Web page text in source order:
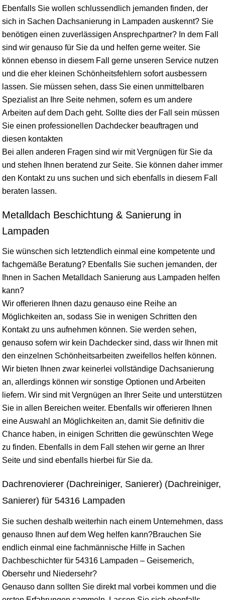
Ebenfalls Sie wollen schlussendlich jemanden finden, der
sich in Sachen Dachsanierung in Lampaden auskennt? Sie
benötigen einen zuverlässigen Ansprechpartner? In dem Fall
sind wir genauso für Sie da und helfen gerne weiter. Sie
können ebenso in diesem Fall gerne unseren Service nutzen
und die eher kleinen Schönheitsfehlern sofort ausbessern
lassen. Sie müssen sehen, dass Sie einen unmittelbaren
Spezialist an Ihre Seite nehmen, sofern es um andere
Arbeiten auf dem Dach geht. Sollte dies der Fall sein müssen
Sie einen professionellen Dachdecker beauftragen und
diesen kontakten
Bei allen anderen Fragen sind wir mit Vergnügen für Sie da
und stehen Ihnen beratend zur Seite. Sie können daher immer
den Kontakt zu uns suchen und sich ebenfalls in diesem Fall
beraten lassen.
Metalldach Beschichtung & Sanierung in
Lampaden
Sie wünschen sich letztendlich einmal eine kompetente und
fachgemäße Beratung? Ebenfalls Sie suchen jemanden, der
Ihnen in Sachen Metalldach Sanierung aus Lampaden helfen
kann?
Wir offerieren Ihnen dazu genauso eine Reihe an
Möglichkeiten an, sodass Sie in wenigen Schritten den
Kontakt zu uns aufnehmen können. Sie werden sehen,
genauso sofern wir kein Dachdecker sind, dass wir Ihnen mit
den einzelnen Schönheitsarbeiten zweifellos helfen können.
Wir bieten Ihnen zwar keinerlei vollständige Dachsanierung
an, allerdings können wir sonstige Optionen und Arbeiten
liefern. Wir sind mit Vergnügen an Ihrer Seite und unterstützen
Sie in allen Bereichen weiter. Ebenfalls wir offerieren Ihnen
eine Auswahl an Möglichkeiten an, damit Sie definitiv die
Chance haben, in einigen Schritten die gewünschten Wege
zu finden. Ebenfalls in dem Fall stehen wir gerne an Ihrer
Seite und sind ebenfalls hierbei für Sie da.
Dachrenovierer (Dachreiniger, Sanierer) (Dachreiniger,
Sanierer) für 54316 Lampaden
Sie suchen deshalb weiterhin nach einem Unternehmen, dass
genauso Ihnen auf dem Weg helfen kann?Brauchen Sie
endlich einmal eine fachmännische Hilfe in Sachen
Dachbeschichter für 54316 Lampaden – Geisemerich,
Obersehr und Niedersehr?
Genauso dann sollten Sie direkt mal vorbei kommen und die